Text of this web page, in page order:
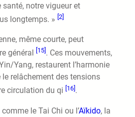
notre vigueur et
longtemps. » [2]
même courte, peut
général
[15] . Ces mouvements,
Yang, restaurent l’harmonie
relâchement des tensions
circulation du qi [16].
le Tai Chi ou l’Aïkido, la